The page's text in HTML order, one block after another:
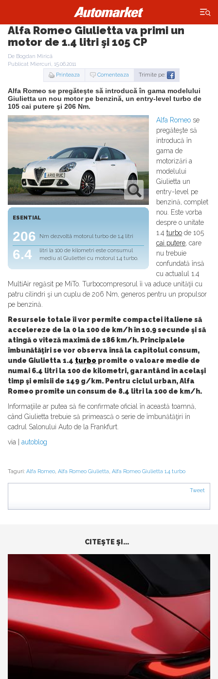
×
Alfa Romeo Giulietta va primi un
motor de 1.4 litri şi 105 CP
De Bogdan Mirică
Publicat Miercuri, 15.06.2011
Printeaza
Comenteaza Trimite pe:
Alfa Romeo se pregăteşte să introducă în gama modelului
Giulietta un nou motor pe benzină, un entry-level turbo de
105 cai putere şi 206 Nm.
ESENTIAL
206 Nm dezvoltă motorul turbo de 1.4 litri
6.4
litri la 100 de kilometri este consumul
mediu al Giuliettei cu motorul 1.4 turbo.
Alfa Romeo se
pregăteşte să
introducă în
gama de
motorizări a
modelului
Giulietta un
entry-level pe
benzină, complet
nou. Este vorba
despre o unitate
1.4 turbo de 105
cai putere, care
nu trebuie
confundată însă
cu actualul 1.4
MultiAir regăsit pe MiTo. Turbocompresorul îi va aduce unităţii cu
patru cilindri şi un cuplu de 206 Nm, generos pentru un propulsor
pe benzină.
Resursele totale îi vor permite compactei italiene să
accelereze de la 0 la 100 de km/h în 10.9 secunde şi să
atingă o viteză maximă de 186 km/h. Principalele
îmbunătăţiri se vor observa însă la capitolul consum,
unde Giulietta 1.4 turbo promite o valoare medie de
numai 6.4 litri la 100 de kilometri, garantând în acelaşi
timp şi emisii de 149 g/km. Pentru ciclul urban, Alfa
Romeo promite un consum de 8.4 litri la 100 de km/h.
Informaţiile ar putea să fie confirmate oficial în această toamnă,
când Giulietta trebuie să primească o serie de îmbunătăţiri în
cadrul Salonului Auto de la Frankfurt.
via | autoblog
Taguri: Alfa Romeo, Alfa Romeo Giulietta, Alfa Romeo Giulietta 1.4 turbo
Tweet
CITEŞTE ŞI...